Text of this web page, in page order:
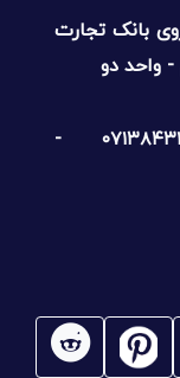
بانک تجارت
۰۷۱۳۸۴۳۱۲۳۱ -